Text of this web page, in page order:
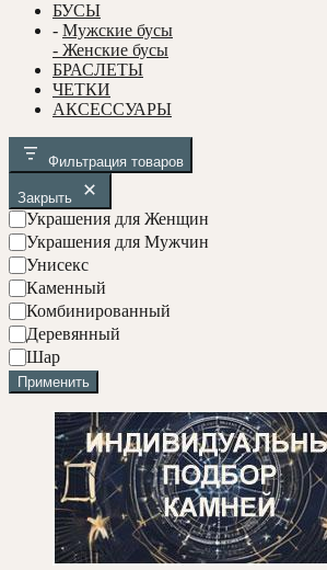
БУСЫ
- Мужские бусы
- Женские бусы
БРАСЛЕТЫ
ЧЕТКИ
АКСЕССУАРЫ
Фильтрация товаров
Закрыть
У
к
р
а
ш
е
н
и
я
Украшения для Женщин
Украшения для Мужчин
Унисекс
С
о
с
т
а
Каменный
Комбинированный
Деревянный
Ф
о
р
Шар
Применить